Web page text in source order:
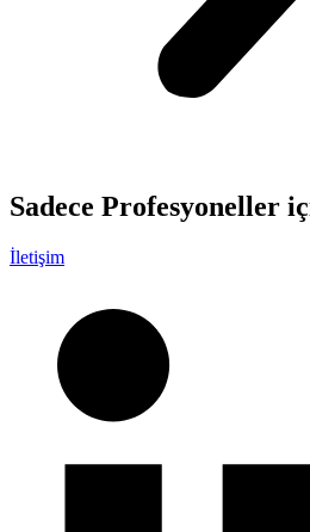
Sadece Profesyoneller
İletişim